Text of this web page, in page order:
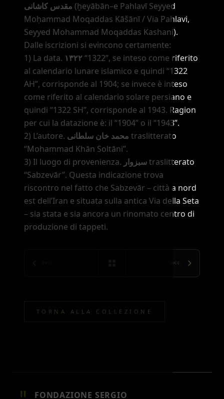
مقدس کاشانی (ḫeyābān–e Pahlavī Seyyed
Moḥammad Moqaddas Kāšānī / Via Pahlavi,
Seyyed Mohammad Moqaddas Kashani).
Dalle iscrizioni si evincono certamente:
1) La data. ۱۳۲۲“1322”, se inteso come riferito
al calendario lunare islamico e quindi “1322
AH”, corrisponde al 1904; se invece è inteso
come riferito al calendario solare persiano e
quindi “1322 SH”, corrisponde al 1943. Ragion
per cui la datazione è: il “1904” o il “1943”.
2) L’autore. محمد خان سلطانی traslitterato
“Mohammad Khān Soltāni”.
3) Il luogo di provenienza. سبزوارtraslitterato
“Sabzevār”. Questa indicazione trova
riscontro nel fatto che Sabzevār – città a nord
est dell’Iran e situata sulla antica Via della Seta
– sia stata e sia ancora un rinomato centro di
produzione di tappeti.
SUCC.
TORNA ALLA COLLEZIONE
FONDAZIONE SERGIO